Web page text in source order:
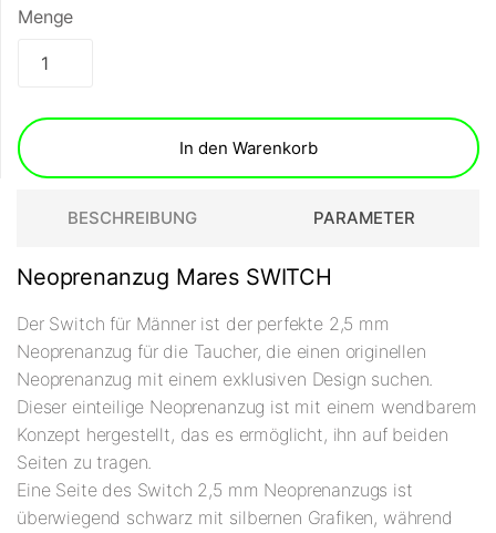
Menge
In den Warenkorb
BESCHREIBUNG PARAMETER
Neoprenanzug Mares SWITCH
Der Switch für Männer ist der perfekte 2,5 mm
Neoprenanzug für die Taucher, die einen originellen
Neoprenanzug mit einem exklusiven Design suchen.
Dieser einteilige Neoprenanzug ist mit einem wendbarem
Konzept hergestellt, das es ermöglicht, ihn auf beiden
Seiten zu tragen.
Eine Seite des Switch 2,5 mm Neoprenanzugs ist
überwiegend schwarz mit silbernen Grafiken, während